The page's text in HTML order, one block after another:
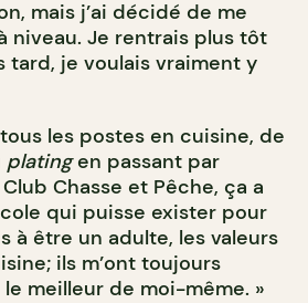
mais j’ai décidé de me
niveau. Je rentrais plus tôt
tard, je voulais vraiment y
les postes en cuisine, de
platingen passant par
Chasse et Pêche, ça a
qui puisse exister pour
à être un adulte, les valeurs
ils m’ont toujours
meilleur de moi-même. »